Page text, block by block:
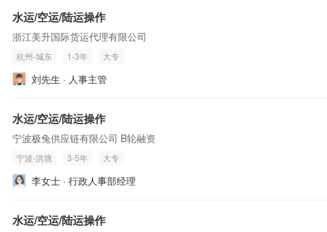
水运/空运/陆运操作
浙江美升国际货运代理有限公司
杭州-城东 1-3年 大专
刘先生 · 人事主管
水运/空运/陆运操作
宁波极兔供应链有限公司 B轮融资
宁波-洪塘 3-5年 大专
李女士 · 行政人事部经理
水运/空运/陆运操作